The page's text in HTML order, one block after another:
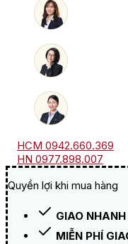
HCM 0942.660.369
HN 0977.898.007
Quyền lợi khi mua hàng
GIAO
MIỄN PHÍ